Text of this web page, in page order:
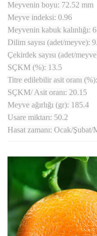
Meyvenin boyu: 72.52 mm
Meyve indeksi: 0.96
Meyvenin kabuk kalınlığı:
Dilim sayısı (adet/meyve):
Çekirdek sayısı (adet/
SÇKM (%): 13.5
Titre edilebilir asit oranı
SÇKM/ Asit oranı: 20.15
Meyve ağırlığı (gr): 185.4
Usare miktarı: 50.2
Hasat zamanı: Ocak/Şubat/